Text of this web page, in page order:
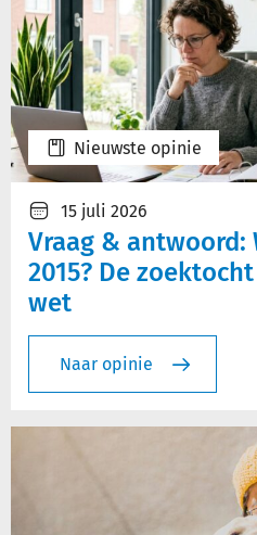
Nieuwste opinie
15 juli 2026
Vraag & antwoord:
2015? De
wet
Naar opinie